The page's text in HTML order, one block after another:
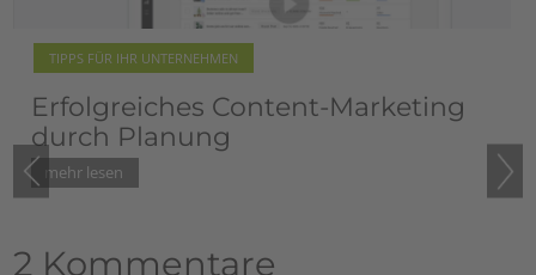
TIPPS FÜR IHR UNTERNEHMEN
Blogempfehlung: Rita
vom Pilsachhof
2 Kommentare